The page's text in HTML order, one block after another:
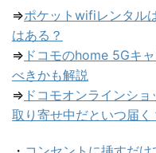
⇒ポケットwifiレンタル
はある？
⇒ ドコモのhome 5Gキ
べきかも解説
⇒ ドコモオンラインシ
取り寄せ中だといつ届く